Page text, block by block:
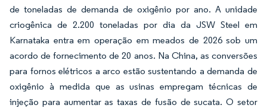
de toneladas de demanda de oxigênio por ano. A unidade
criogênica de 2.200 toneladas por dia da JSW Steel em
Karnataka entra em operação em meados de 2026 sob um
acordo de fornecimento de 20 anos. Na China, as conversões
para fornos elétricos a arco estão sustentando a demanda de
oxigênio à medida que as usinas empregam técnicas de
injeção para aumentar as taxas de fusão de sucata. O setor